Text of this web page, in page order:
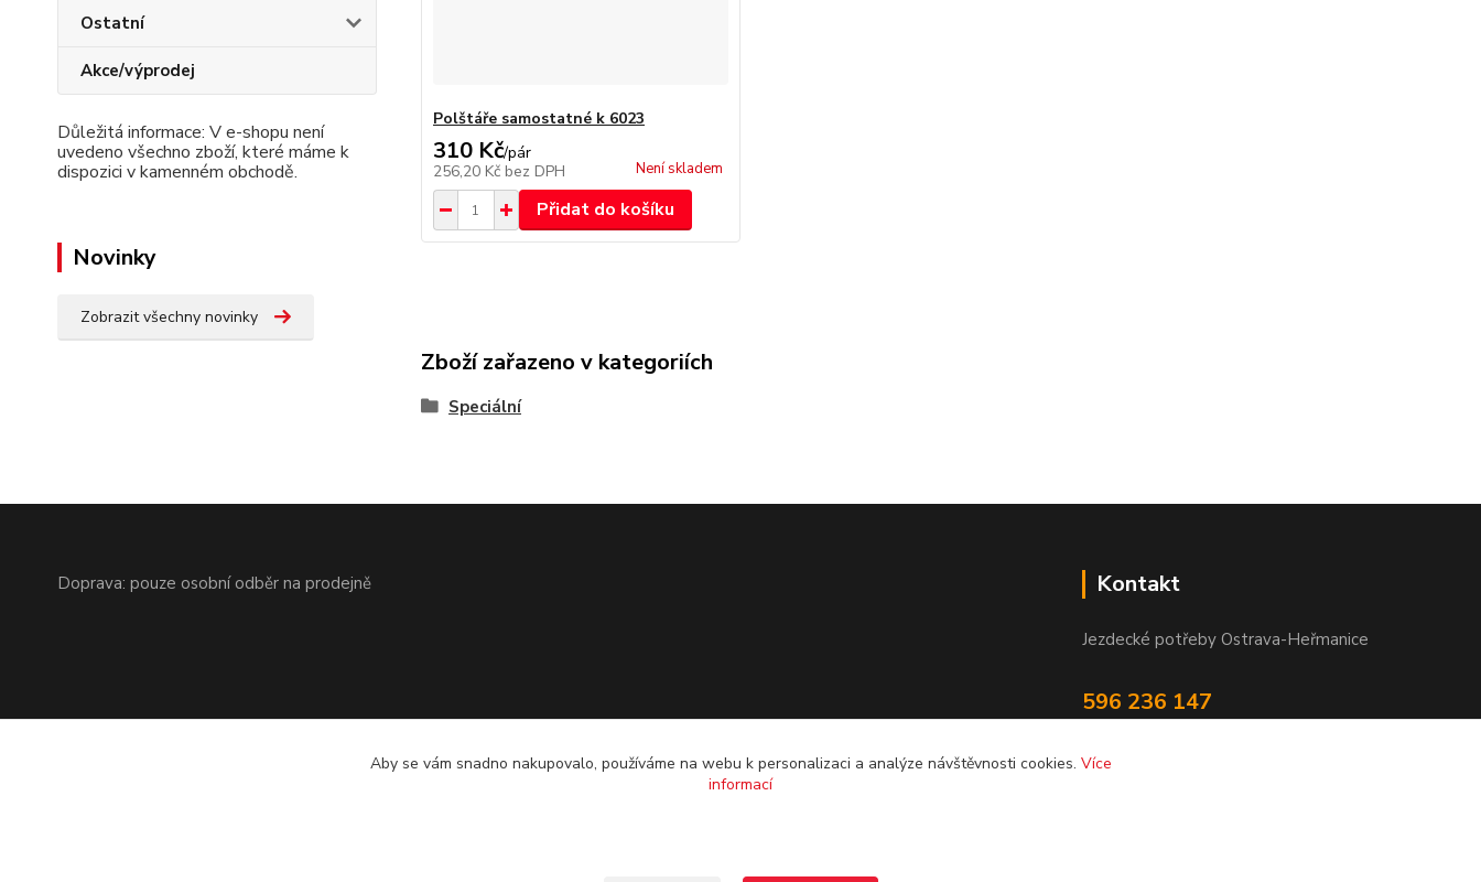
Ostatní
Akce/výprodej
Důležitá informace: V e-shopu není
uvedeno všechno zboží, které máme k
dispozici v kamenném obchodě.
Novinky
Zobrazit všechny novinky
Polštáře samostatné k 6023
310 Kč/pár
256,20 Kč bez DPH Není skladem
Přidat do košíku
Zboží zařazeno v kategoriích
Speciální
Doprava: pouze osobní odběr na prodejně Kontakt
Jezdecké potřeby Ostrava-Heřmanice
596 236 147
Aby se vám snadno nakupovalo, používáme na webu k personalizaci a analýze návštěvnosti cookies. Více
informací